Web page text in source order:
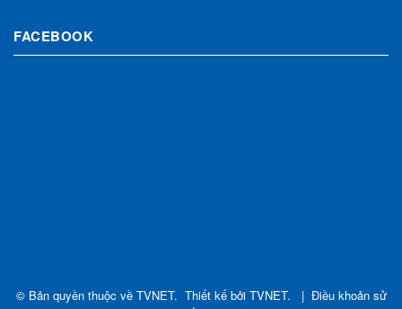
FACEBOOK
© Bản quyền thuộc về TVNET. Thiết kế bởi TVNET. | Điều khoản sử